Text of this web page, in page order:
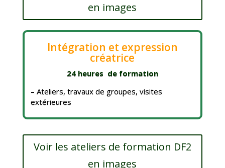
en images
Intégration et expression
créatrice
24 heures de formation
– Ateliers, travaux de groupes, visites
extérieures
Voir les ateliers de formation DF2
en images